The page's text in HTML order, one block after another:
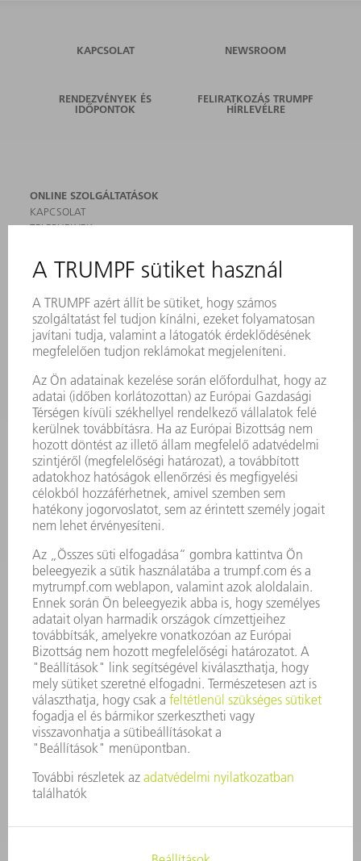
KAPCSOLAT NEWSROOM
RENDEZVÉNYEK ÉS
IDŐPONTOK
FELIRATKOZÁS TRUMPF
HÍRLEVÉLRE
ONLINE SZOLGÁLTATÁSOK
KAPCSOLAT
TELEPHELYEK
FELIRATKOZÁS HÍRLEVÉLRE
MYTRUMPF
TERMÉKEK
GÉPEK & RENDSZEREK
LÉZER
TELJESÍTMÉNYELEKTRONIKA
ELEKTROMOS KÉZIGÉPEK
SMART FACTORY
SZOFTVER
SZOLGÁLTATÁSOK
ALKALMAZÁSOK
ÁGAZATOK
A VÁLLALAT
KARRIER
ÁLLÁSAJÁNLATOK
VÁLLALAT PROFIL
ÜGYVEZETÉS
ÜZLETI JELENTÉS
A VÁLLALAT ALAPELVEI
COMPLIANCE
BEJELENTŐ RENDSZER
BIZTONSÁG
SAJTÓKÖZLEMÉNYEK
MAGAZIN
FENNTARTHATÓSÁG
KÖRNYEZET & ÉGHAJLAT
SZOCIÁLIS ÜGYEK & TÁRSADALOM
VÁLLALATIRÁNYÍTÁS
SZERZŐI JOG ÉS MÁRKAJELZÉS